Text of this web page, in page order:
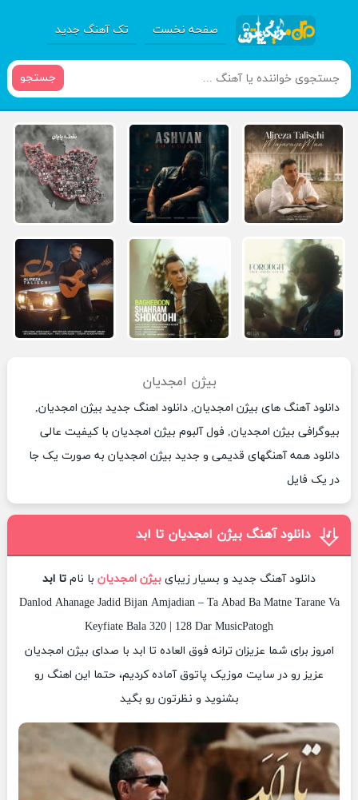
صفحه نخست تک آهنگ جدید
جستجو
بیژن امجدیان
دانلود آهنگ های بیژن امجدیان, دانلود اهنگ جدید بیژن امجدیان,
بیوگرافی بیژن امجدیان, فول آلبوم بیژن امجدیان با کیفیت عالی
دانلود همه آهنگهای قدیمی و جدید بیژن امجدیان به صورت یک جا
در یک فایل
دانلود آهنگ بیژن امجدیان تا ابد
دانلود آهنگ جدید و بسیار زیبای بیژن امجدیان با نام تا ابد
Danlod Ahanage Jadid Bijan Amjadian – Ta Abad Ba Matne Tarane Va
Keyfiate Bala 320 | 128 Dar MusicPatogh
امروز برای شما عزیزان ترانه فوق العاده تا ابد با صدای بیژن امجدیان
عزیز رو در سایت موزیک پاتوق آماده کردیم، حتما این اهنگ رو
بشنوید و نظرتون رو بگید